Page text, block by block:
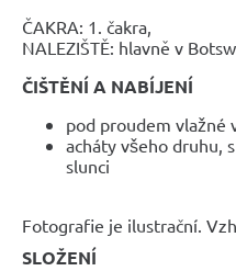
ČAKRA: 1. čakra,
NALEZIŠTĚ: hlavně v
ČIŠTĚNÍ A NABÍJENÍ
pod proudem vlažné
acháty všeho druhu,
slunci
Fotografie je ilustrační.
SLOŽENÍ